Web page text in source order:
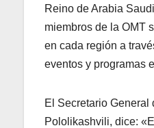
Reino de Arabia
miembros de la OMT
en cada región a
eventos y programas
El Secretario General
Pololikashvili, dice: